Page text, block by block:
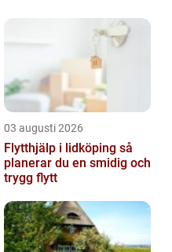
03 augusti 2026
Flytthjälp i lidköping så
planerar du en smidig och
trygg flytt